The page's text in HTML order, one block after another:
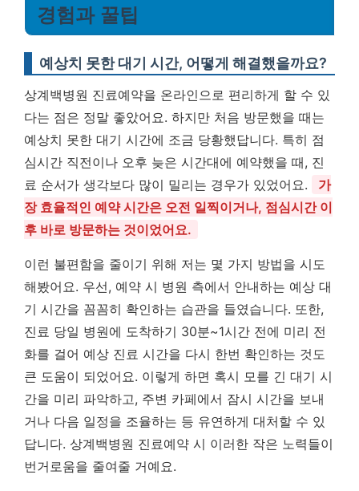
경험과 꿀팁
예상치 못한 대기 시간, 어떻게 해결했을까요?
상계백병원 진료예약을 온라인으로 편리하게 할 수 있
다는 점은 정말 좋았어요. 하지만 처음 방문했을 때는
예상치 못한 대기 시간에 조금 당황했답니다. 특히 점
심시간 직전이나 오후 늦은 시간대에 예약했을 때, 진
료 순서가 생각보다 많이 밀리는 경우가 있었어요.
가
장 효율적인 예약 시간은 오전 일찍이거나, 점심시간 이
후 바로 방문하는 것이었어요.
이런 불편함을 줄이기 위해 저는 몇 가지 방법을 시도
해봤어요. 우선, 예약 시 병원 측에서 안내하는 예상 대
기 시간을 꼼꼼히 확인하는 습관을 들였습니다. 또한,
진료 당일 병원에 도착하기 30분~1시간 전에 미리 전
화를 걸어 예상 진료 시간을 다시 한번 확인하는 것도
큰 도움이 되었어요. 이렇게 하면 혹시 모를 긴 대기 시
간을 미리 파악하고, 주변 카페에서 잠시 시간을 보내
거나 다음 일정을 조율하는 등 유연하게 대처할 수 있
답니다. 상계백병원 진료예약 시 이러한 작은 노력들이
번거로움을 줄여줄 거예요.